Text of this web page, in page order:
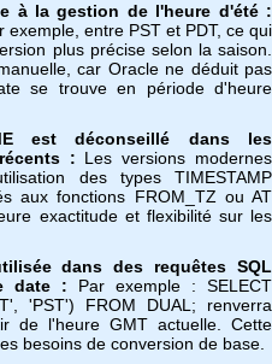
à la gestion de l'heure d'été :
exemple, entre PST et PDT, ce qui
plus précise selon la saison.
car Oracle ne déduit pas
se trouve en période d'heure
est déconseillé dans les
: Les versions modernes
des types TIMESTAMP
aux fonctions FROM_TZ ou AT
exactitude et flexibilité sur les
dans des requêtes SQL
date : Par exemple : SELECT
'PST') FROM DUAL; renverra
de l'heure GMT actuelle. Cette
besoins de conversion de base.